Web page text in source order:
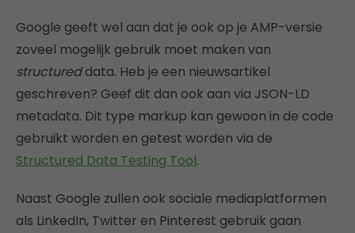
Google geeft wel aan dat je ook op je AMP-versie
zoveel mogelijk gebruik moet maken van
structureddata. Heb je een nieuwsartikel
geschreven? Geef dit dan ook aan via JSON-LD
metadata. Dit type markup kan gewoon in de code
gebruikt worden en getest worden via de
Structured Data Testing Tool.
Naast Google zullen ook sociale mediaplatformen
als LinkedIn, Twitter en Pinterest gebruik gaan